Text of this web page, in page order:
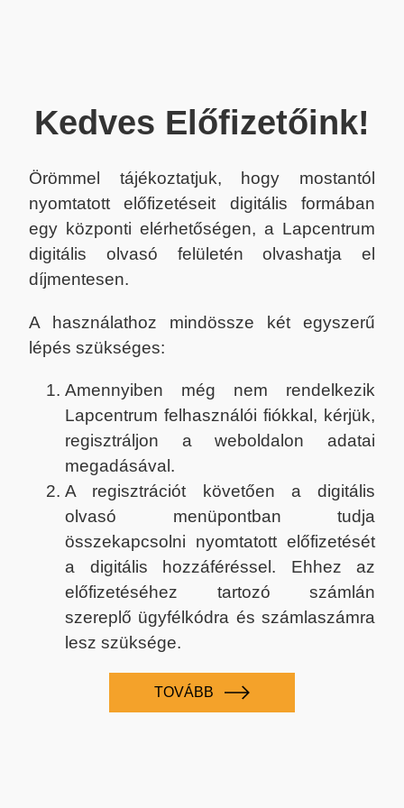
Kedves Előfizetőink!
Örömmel tájékoztatjuk, hogy mostantól
nyomtatott előfizetéseit digitális formában
egy központi elérhetőségen, a Lapcentrum
digitális olvasó felületén olvashatja el
díjmentesen.
A használathoz mindössze két egyszerű
lépés szükséges:
Amennyiben még nem rendelkezik
Lapcentrum felhasználói fiókkal, kérjük,
regisztráljon a weboldalon adatai
megadásával.
A regisztrációt követően a digitális
olvasó menüpontban tudja
összekapcsolni nyomtatott előfizetését
a digitális hozzáféréssel. Ehhez az
előfizetéséhez tartozó számlán
szereplő ügyfélkódra és számlaszámra
lesz szüksége.
TOVÁBB